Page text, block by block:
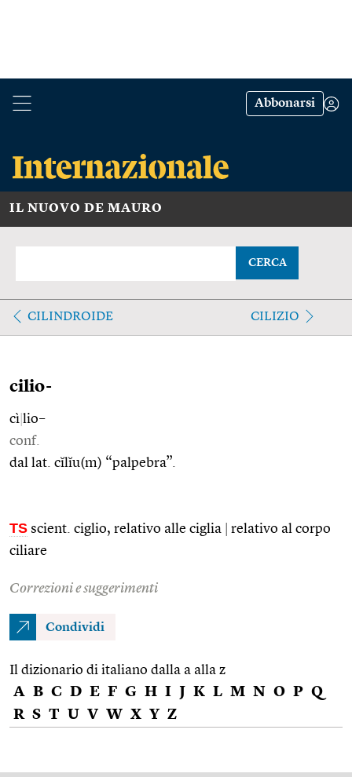
Abbonarsi
IL NUOVO DE MAURO
CERCA
CILINDROIDE CILIZIO
cilio-
cì lio–
conf.
dal lat. cĭlĭu(m) “palpebra”.
TS scient. ciglio, relativo alle ciglia
relativo al corpo
ciliare
Correzioni e suggerimenti
Condividi
Il dizionario di italiano dalla a alla z
A B C D E F G H I J K L M N O P Q
R S T U V W X Y Z